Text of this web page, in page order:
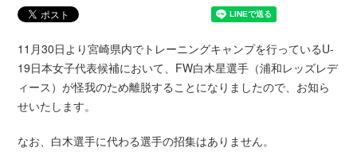
11月30日より宮崎県内でトレーニングキャンプを行っているU-
19日本女子代表候補において、FW白木星選手（浦和レッズレデ
ィース）が怪我のため離脱することになりましたので、お知ら
せいたします。
なお、白木選手に代わる選手の招集はありません。